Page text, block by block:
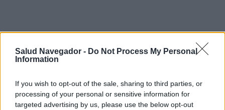
Salud Navegador - Do Not Process My Personal
Information
If you wish to opt-out of the sale, sharing to third parties, or
processing of your personal or sensitive information for
targeted advertising by us, please use the below opt-out
¿Interesante? ¡Compártelo en Facebook!